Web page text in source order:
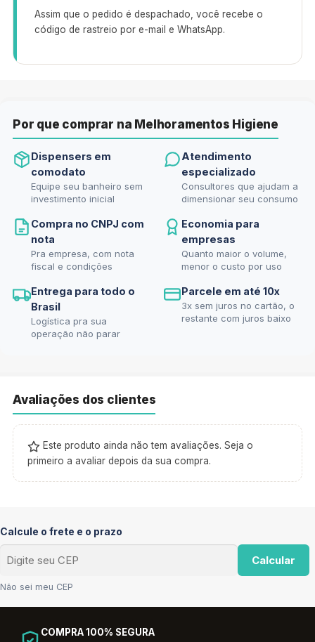
Assim que o pedido é despachado, você recebe o
código de rastreio por e-mail e WhatsApp.
Por que comprar na Melhoramentos Higiene
Dispensers em
comodato
Equipe seu banheiro sem
investimento inicial
Atendimento
especializado
Consultores que ajudam a
dimensionar seu consumo
Compra no CNPJ com
nota
Pra empresa, com nota
fiscal e condições
Economia para
empresas
Quanto maior o volume,
menor o custo por uso
Entrega para todo o
Brasil
Logística pra sua
operação não parar
Parcele em até 10x
3x sem juros no cartão, o
restante com juros baixo
Avaliações dos clientes
Este produto ainda não tem avaliações. Seja o
primeiro a avaliar depois da sua compra.
Calcule o frete e o prazo
Calcular
Não sei meu CEP
COMPRA 100% SEGURA